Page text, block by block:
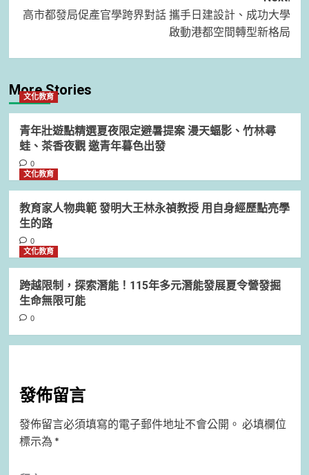
高市都發局促產官學跨界對話 攜手日建設計、成功大學
啟動港都空間轉型新格局
More Stories
文化教育
青年壯遊點精選夏夜限定避暑提案 漫天蝠影、竹林尋
蛙、茶香夜觀 邀青年暮色出發
0
文化教育
教育家人物典範 發明大王林永禎教授 用自身經歷點亮學
生的路
0
文化教育
跨越限制，探索潛能！115年多元潛能發展夏令營發掘
生命無限可能
0
發佈留言
發佈留言必須填寫的電子郵件地址不會公開。 必填欄位
標示為 *